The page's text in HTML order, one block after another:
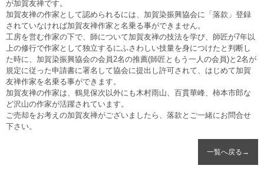
が加賀友禅です。
加賀友禅の作家として認められるには、加賀染振興協会に「落款」登録
されていなければ加賀友禅作家と名乗る事ができません。
工房を営む作家の下で、師について加賀友禅の技法を学び、師匠が7年以
上の修行で作家として独立するにふさわしい技量を身につけたと判断し
た時に、加賀染振興協会の会員2名の推薦(師匠ともう一人の会員)と2名が
規定に従った申請書に署名して協会に提出し許可されて、はじめて加賀
友禅作家を名乗る事ができます。
加賀友禅の作家は、鶴見保次以外にも木村雨山、百貫華峰、柿本市郎な
ど沢山の作家が活躍されています。
ご売却をお考えの加賀友禅がございましたら、落款とご一緒にお問合せ
下さい。
一覧へ戻る→